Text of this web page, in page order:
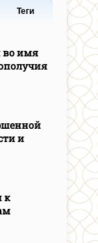
Теги
во имя
и
к